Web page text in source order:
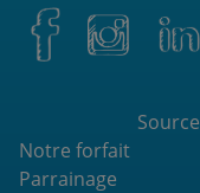
Source
Notre forfait
Parrainage